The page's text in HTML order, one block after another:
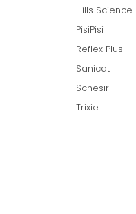
Hills Science
PisiPisi
Reflex Plus
Sanicat
Schesir
Trixie